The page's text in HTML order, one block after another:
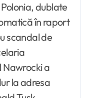
dublate
în raport
scandal de
Nawrocki a
la adresa